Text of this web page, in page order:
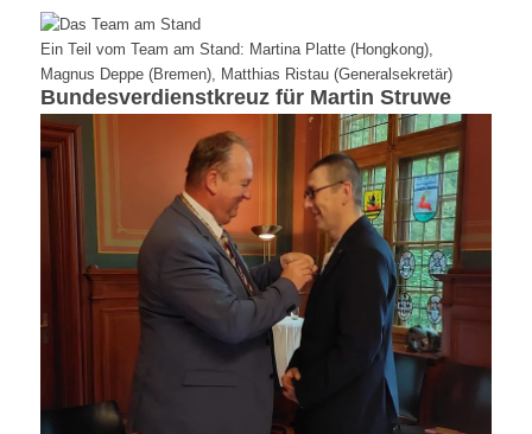
Ein Teil vom Team am Stand: Martina Platte (Hongkong),
Magnus Deppe (Bremen), Matthias Ristau (Generalsekretär)
Bundesverdienstkreuz für Martin Struwe